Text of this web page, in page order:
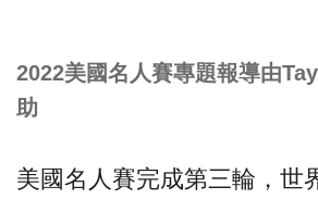
2022美國名人賽專題報導由
助
美國名人賽完成第三輪，世